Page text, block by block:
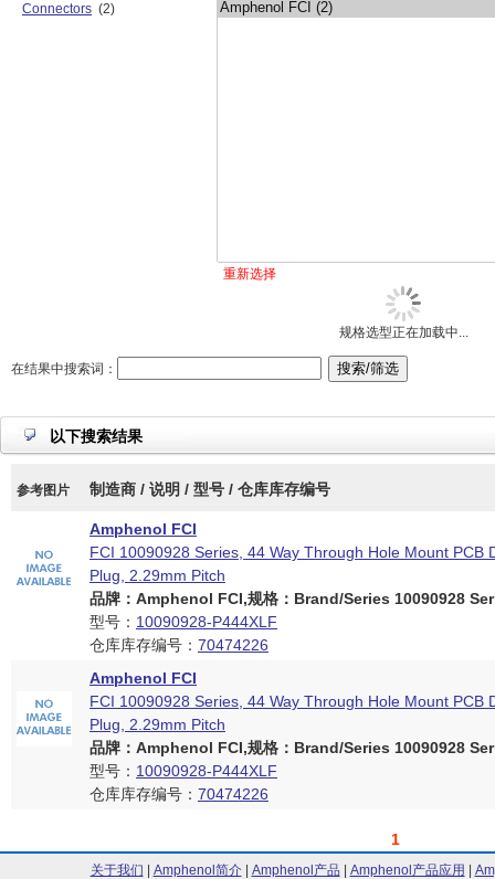
Connectors (2)
重新选择
规格选型正在加载中...
在结果中搜索词：
以下搜索结果
参考图片 制造商 / 说明 / 型号 / 仓库库存编号
Amphenol FCI
FCI 10090928 Series, 44 Way Through Hole Mount PCB
Plug, 2.29mm Pitch
品牌：Amphenol FCI,规格：Brand/Series 10090928
型号： 10090928-P444XLF
仓库库存编号： 70474226
Amphenol FCI
FCI 10090928 Series, 44 Way Through Hole Mount PCB
Plug, 2.29mm Pitch
品牌：Amphenol FCI,规格：Brand/Series 10090928
型号： 10090928-P444XLF
仓库库存编号： 70474226
1
关于我们 Amphenol简介| Amphenol产品 Amphenol产品应用